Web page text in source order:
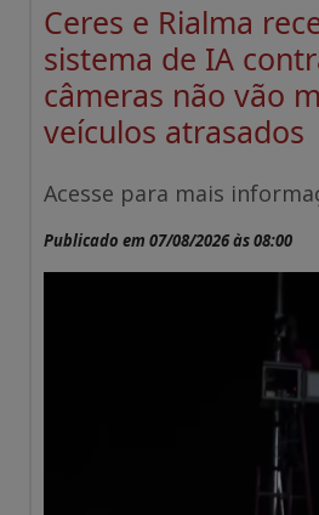
Ceres e Rialma
sistema de IA
câmeras não vão
veículos atrasados
Acesse para mais
Publicado em 07/08/2026 às 08:00